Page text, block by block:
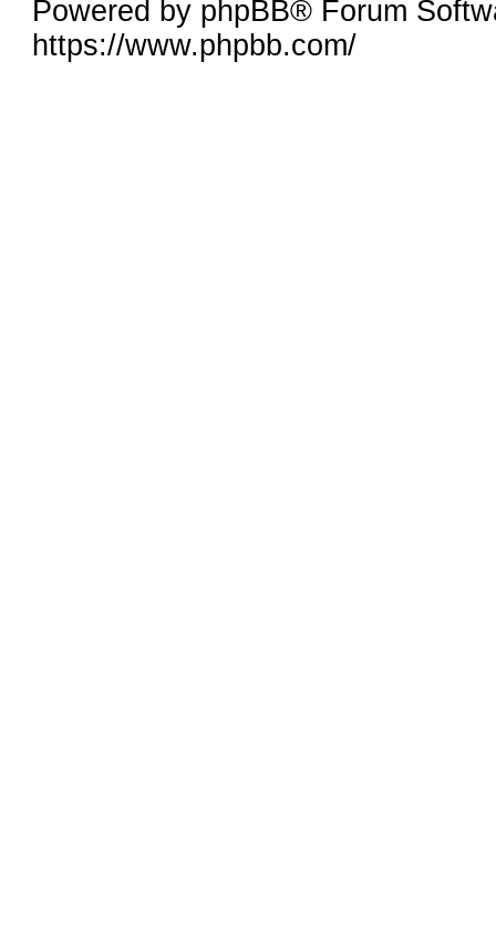
Powered by phpBB® Forum
https://www.phpbb.com/